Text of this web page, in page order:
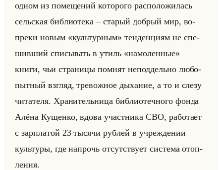
одном из по­ме­ще­ний ко­то­ро­го рас­по­ло­жи­лась
сельская биб­лио­те­ка – ста­рый доб­рый мир, во­
пре­ки новым «культурным» тен­ден­ци­ям не спе­
шив­ший спи­сы­вать в утиль «намоленные»
книги, чьи стра­ни­цы пом­нят непод­дельно лю­бо­
пыт­ный взгляд, тре­вож­ное ды­ха­ние, а то и слезу
чи­та­те­ля. Хра­ни­тельни­ца биб­лио­теч­но­го фонда
Алёна Ку­щен­ко, вдова участ­ни­ка СВО, ра­бо­та­ет
с зар­пла­той 23 ты­ся­чи руб­лей в учре­жде­нии
культу­ры, где на­прочь от­сут­ству­ет си­сте­ма отоп­
ле­ния.